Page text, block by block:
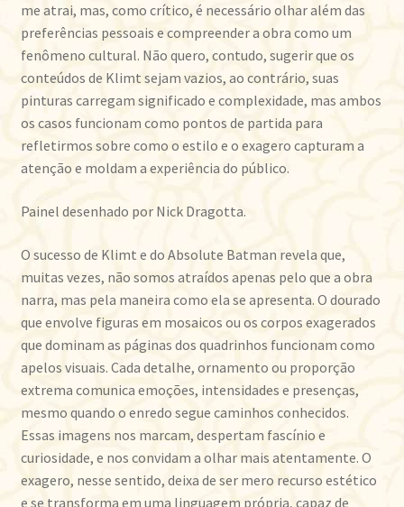
me atrai, mas, como crítico, é necessário olhar além das
preferências pessoais e compreender a obra como um
fenômeno cultural. Não quero, contudo, sugerir que os
conteúdos de Klimt sejam vazios, ao contrário, suas
pinturas carregam significado e complexidade, mas ambos
os casos funcionam como pontos de partida para
refletirmos sobre como o estilo e o exagero capturam a
atenção e moldam a experiência do público.
Painel desenhado por Nick Dragotta.
O sucesso de Klimt e do Absolute Batman revela que,
muitas vezes, não somos atraídos apenas pelo que a obra
narra, mas pela maneira como ela se apresenta. O dourado
que envolve figuras em mosaicos ou os corpos exagerados
que dominam as páginas dos quadrinhos funcionam como
apelos visuais. Cada detalhe, ornamento ou proporção
extrema comunica emoções, intensidades e presenças,
mesmo quando o enredo segue caminhos conhecidos.
Essas imagens nos marcam, despertam fascínio e
curiosidade, e nos convidam a olhar mais atentamente. O
exagero, nesse sentido, deixa de ser mero recurso estético
e se transforma em uma linguagem própria, capaz de